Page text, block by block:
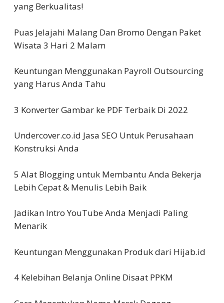
yang Berkualitas!
Puas Jelajahi Malang Dan Bromo Dengan Paket
Wisata 3 Hari 2 Malam
Keuntungan Menggunakan Payroll Outsourcing
yang Harus Anda Tahu
3 Konverter Gambar ke PDF Terbaik Di 2022
Undercover.co.id Jasa SEO Untuk Perusahaan
Konstruksi Anda
5 Alat Blogging untuk Membantu Anda Bekerja
Lebih Cepat & Menulis Lebih Baik
Jadikan Intro YouTube Anda Menjadi Paling
Menarik
Keuntungan Menggunakan Produk dari Hijab.id
4 Kelebihan Belanja Online Disaat PPKM